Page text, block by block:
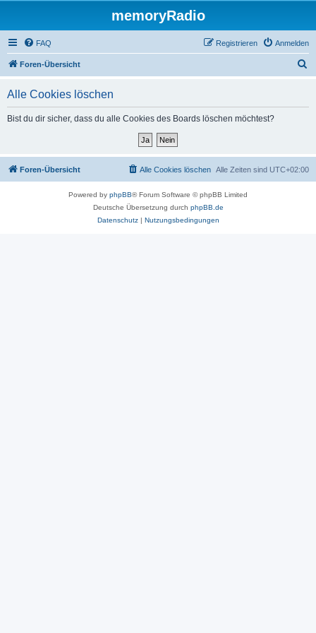
memoryRadio
FAQ Anmelden
Registrieren
Foren-Übersicht
Alle Cookies löschen
Bist du dir sicher, dass du alle Cookies des Boards löschen möchtest?
Foren-Übersicht Alle Zeiten sind UTC+02:00
Alle Cookies löschen
Powered by phpBB® Forum Software © phpBB Limited
Deutsche Übersetzung durch phpBB.de
Datenschutz| Nutzungsbedingungen